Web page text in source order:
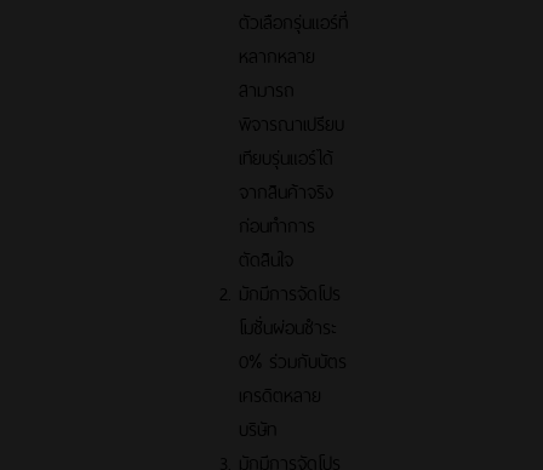
ตัวเลือกรุ่นแอร์ที่
หลากหลาย
สามารถ
พิจารณาเปรียบ
เทียบรุ่นแอร์ได้
จากสินค้าจริง
ก่อนทำการ
ตัดสินใจ
มักมีการจัดโปร
โมชั่นผ่อนชำระ
0% ร่วมกับบัตร
เครดิตหลาย
บริษัท
มักมีการจัดโปร